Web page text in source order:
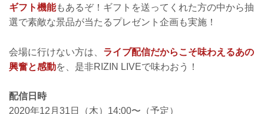
ギフト機能もあるぞ！ギフトを送ってくれた方の中から抽
選で素敵な景品が当たるプレゼント企画も実施！
会場に行けない方は、 ライブ配信だからこそ味わえるあの
興奮と感動を、是非RIZIN LIVEで味わおう！
配信日時
2020年12月31日（木）14:00〜（予定）